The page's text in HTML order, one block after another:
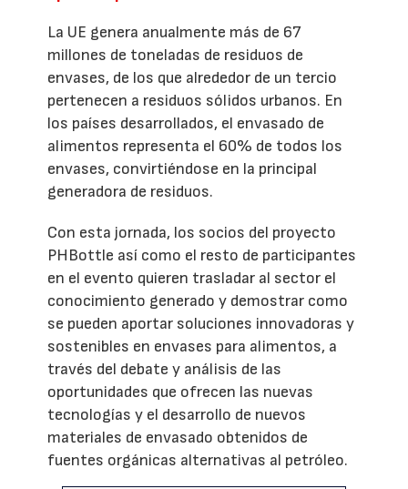
La UE genera anualmente más de 67
millones de toneladas de residuos de
envases, de los que alrededor de un tercio
pertenecen a residuos sólidos urbanos. En
los países desarrollados, el envasado de
alimentos representa el 60% de todos los
envases, convirtiéndose en la principal
generadora de residuos.
Con esta jornada, los socios del proyecto
PHBottle así como el resto de participantes
en el evento quieren trasladar al sector el
conocimiento generado y demostrar como
se pueden aportar soluciones innovadoras y
sostenibles en envases para alimentos, a
través del debate y análisis de las
oportunidades que ofrecen las nuevas
tecnologías y el desarrollo de nuevos
materiales de envasado obtenidos de
fuentes orgánicas alternativas al petróleo.